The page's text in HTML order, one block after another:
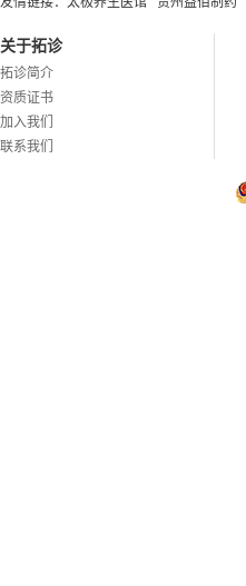
关于拓诊
拓诊简介
资质证书
加入我们
联系我们